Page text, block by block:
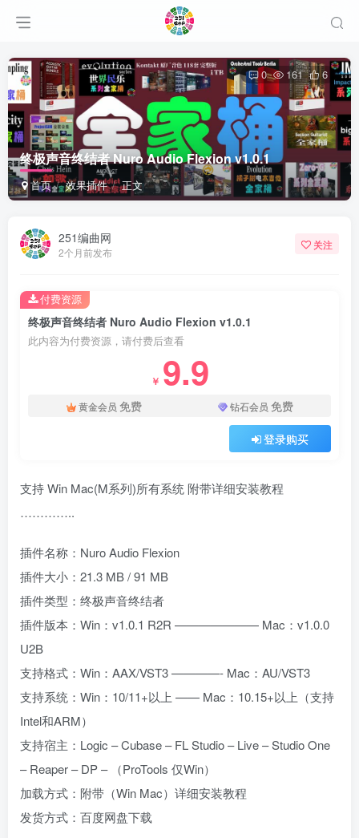
终极声音终结者 Nuro Audio Flexion v1.0.1
首页 效果插件 正文
0 161 6
251编曲网
2个月前发布
关注
终极声音终结者 Nuro Audio Flexion v1.0.1
此内容为付费资源，请付费后查看
￥ 9.9
黄金会员 免费 钻石会员 免费
登录购买
付费资源
支持 Win Mac(M系列)所有系统 附带详细安装教程
…………..
插件名称：Nuro Audio Flexion
插件大小：21.3 MB / 91 MB
插件类型：终极声音终结者
插件版本：Win：v1.0.1 R2R ——————— Mac：v1.0.0
U2B
支持格式：Win：AAX/VST3 ————- Mac：AU/VST3
支持系统：Win：10/11+以上 —— Mac：10.15+以上（支持
Intel和ARM）
支持宿主：Logic – Cubase – FL Studio – Live – Studio One
– Reaper – DP – （ProTools 仅Win）
加载方式：附带（Win Mac）详细安装教程
发货方式：百度网盘下载